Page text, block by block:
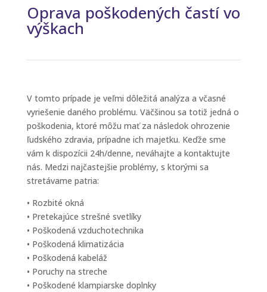
Oprava poškodených častí vo
výškach
V tomto prípade je veľmi dôležitá analýza a včasné
vyriešenie daného problému. Väčšinou sa totiž jedná o
poškodenia, ktoré môžu mať za následok ohrozenie
ľudského zdravia, prípadne ich majetku. Keďže sme
vám k dispozícii 24h/denne, neváhajte a kontaktujte
nás. Medzi najčastejšie problémy, s ktorými sa
stretávame patria:
• Rozbité okná
• Pretekajúce strešné svetlíky
• Poškodená vzduchotechnika
• Poškodená klimatizácia
• Poškodená kabeláž
• Poruchy na streche
• Poškodené klampiarske doplnky